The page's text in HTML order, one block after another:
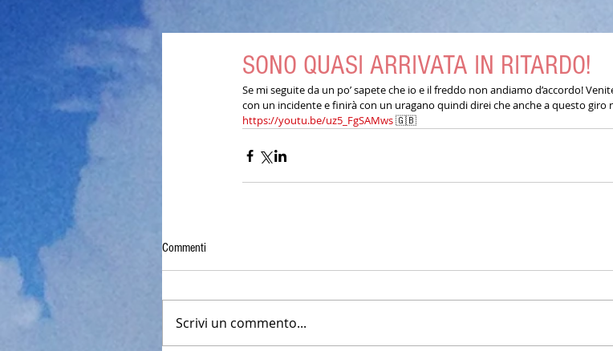
SONO QUASI ARRIVATA IN RITARDO!
Se mi seguite da un po’ sapete che io e il freddo non andiamo d’accordo!
con un incidente e finirà con un uragano quindi direi che anche a questo
https://youtu.be/uz5_FgSAMws 🇬🇧
Commenti
Scrivi un commento...